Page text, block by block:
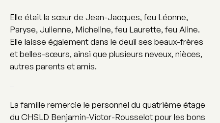
Elle était la sœur de Jean-Jacques, feu Léonne,
Paryse, Julienne, Micheline, feu Laurette, feu Aline.
Elle laisse également dans le deuil ses beaux-frères
et belles-sœurs, ainsi que plusieurs neveux, nièces,
autres parents et amis.
La famille remercie le personnel du quatrième étage
du CHSLD Benjamin-Victor-Rousselot pour les bons